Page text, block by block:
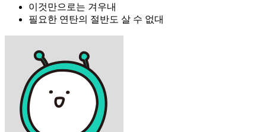
이것만으로는 겨우내
필요한 연탄의 절반도 살 수 없대